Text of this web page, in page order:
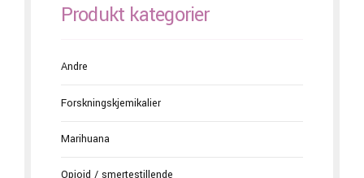
Produkt kategorier
Andre
Forskningskjemikalier
Marihuana
Opioid / smertestillende